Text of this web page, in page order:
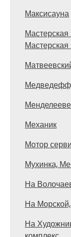
Максисауна
Мастерская
Мастерская
Механик
Мотор
Мухинка,
На
На
На